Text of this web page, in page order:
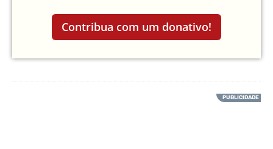
Contribua com um donativo!